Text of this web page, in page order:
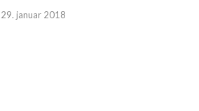
29. januar 2018